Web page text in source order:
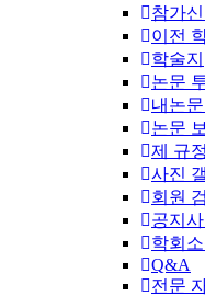
참가
이전
학술지
논문
내논문
논문
제 규정
사진
회원
공지
학회
Q&A
전문